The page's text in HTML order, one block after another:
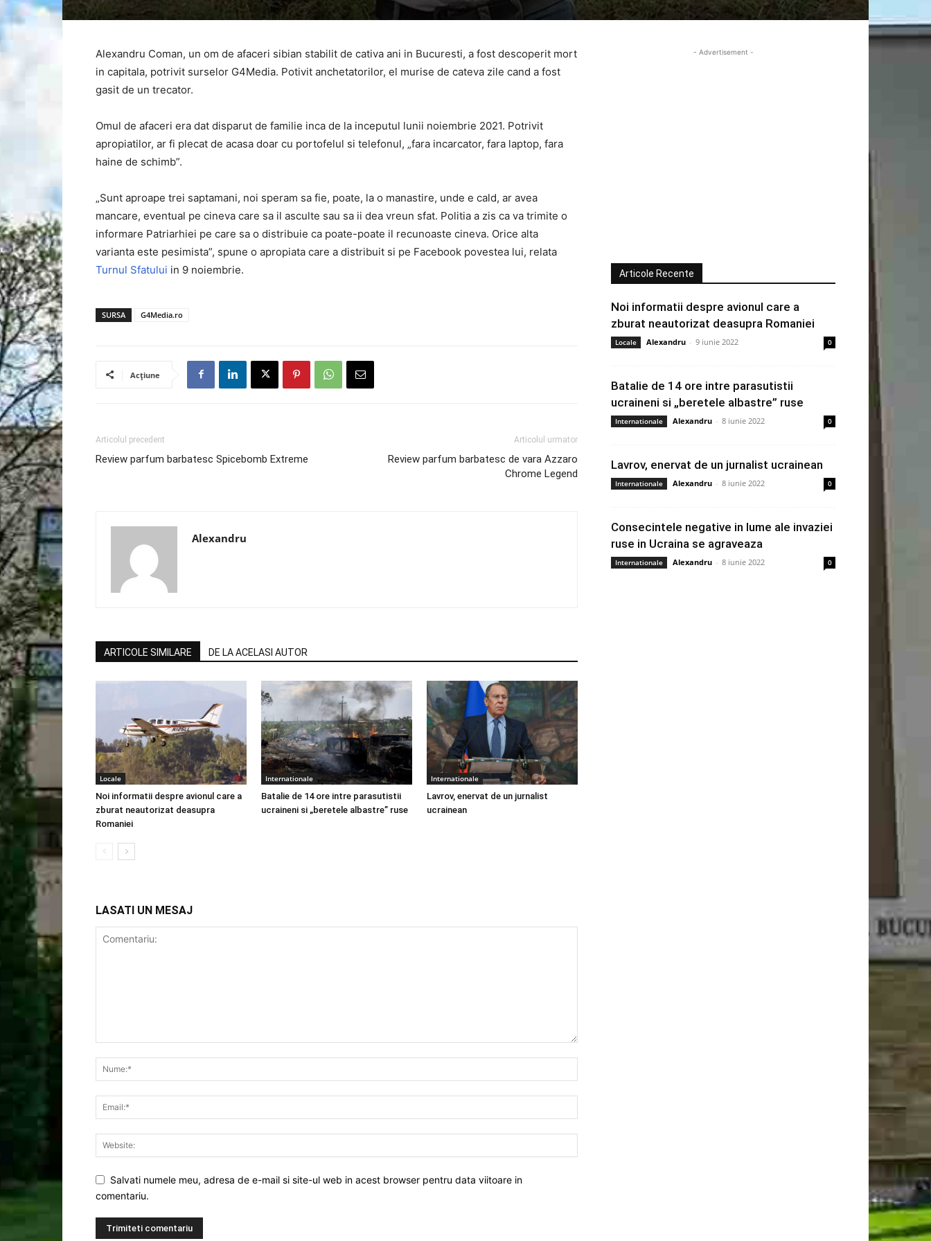
Alexandru Coman, un om de afaceri sibian stabilit de cativa ani in Bucuresti, a fost descoperit mort
in capitala, potrivit surselor G4Media. Potivit anchetatorilor, el murise de cateva zile cand a fost
gasit de un trecator.
Omul de afaceri era dat disparut de familie inca de la inceputul lunii noiembrie 2021. Potrivit
apropiatilor, ar fi plecat de acasa doar cu portofelul si telefonul, „fara incarcator, fara laptop, fara
haine de schimb”.
„Sunt aproape trei saptamani, noi speram sa fie, poate, la o manastire, unde e cald, ar avea
mancare, eventual pe cineva care sa il asculte sau sa ii dea vreun sfat. Politia a zis ca va trimite o
informare Patriarhiei pe care sa o distribuie ca poate-poate il recunoaste cineva. Orice alta
varianta este pesimista”, spune o apropiata care a distribuit si pe Facebook povestea lui, relata
Turnul Sfatului in 9 noiembrie.
SURSA G4Media.ro
Acțiune
Articolul precedent
Review parfum barbatesc Spicebomb Extreme
Articolul urmator
Review parfum barbatesc de vara Azzaro
Chrome Legend
Alexandru
ARTICOLE SIMILARE DE LA ACELASI AUTOR
Locale
Noi informatii despre avionul care a
zburat neautorizat deasupra
Romaniei
Internationale
Batalie de 14 ore intre parasutistii
ucraineni si „beretele albastre” ruse
Internationale
Lavrov, enervat de un jurnalist
ucrainean
LASATI UN MESAJ
Salvati numele meu, adresa de e-mail si site-ul web in acest browser pentru data viitoare in
comentariu.
- Advertisement -
Articole Recente
Noi informatii despre avionul care a
zburat neautorizat deasupra Romaniei
Locale Alexandru - 9 iunie 2022 0
Batalie de 14 ore intre parasutistii
ucraineni si „beretele albastre” ruse
Internationale Alexandru - 8 iunie 2022 0
Lavrov, enervat de un jurnalist ucrainean
Internationale Alexandru - 8 iunie 2022 0
Consecintele negative in lume ale invaziei
ruse in Ucraina se agraveaza
Internationale Alexandru - 8 iunie 2022 0